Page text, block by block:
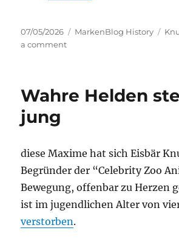
Posted
on
07/05/2026 Categories
MarkenBlog History
a commenton
Jahren
Wahre Helden
jung
diese Maxime hat sich Eisbär
Begründer der “Celebrity Zoo
Bewegung, offenbar zu Herzen
ist im jugendlichen Alter von
verstorben.